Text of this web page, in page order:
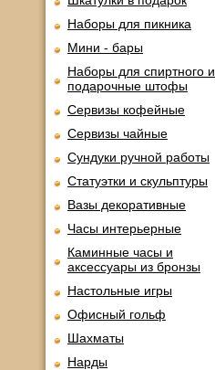
Наборы для пикника
Мини - бары
Наборы для спиртного и
подарочные штофы
Сервизы кофейные
Сервизы чайные
Сундуки ручной работы
Статуэтки и скульптуры
Вазы декоративные
Часы интерьерные
Каминные часы и
аксессуары из бронзы
Настольные игры
Офисный гольф
Шахматы
Нарды